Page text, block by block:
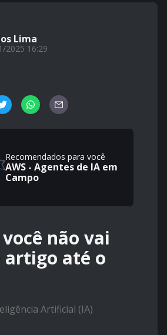
Lima
2025 16:29
Recomendados para você
AWS - Agentes de IA em
Campo
não vai
artigo até o
Artificial (IA)